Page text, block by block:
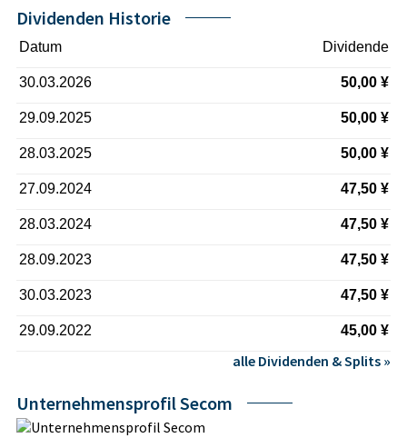
Dividenden Historie
Datum Dividende
30.03.2026 50,00 ¥
29.09.2025 50,00 ¥
28.03.2025 50,00 ¥
27.09.2024 47,50 ¥
28.03.2024 47,50 ¥
28.09.2023 47,50 ¥
30.03.2023 47,50 ¥
29.09.2022 45,00 ¥
alle Dividenden & Splits »
Unternehmensprofil Secom